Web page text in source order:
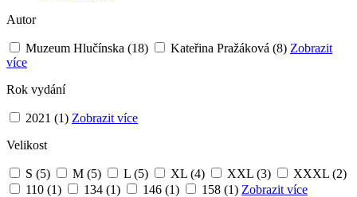
Autor
Muzeum Hlučínska (18) Kateřina Pražáková (8) Zobrazit
více
Rok vydání
2021 (1) Zobrazit více
Velikost
S (5) M (5) L (5) XL (4) XXL (3) XXXL (2)
110 (1) 134 (1) 146 (1) 158 (1) Zobrazit více